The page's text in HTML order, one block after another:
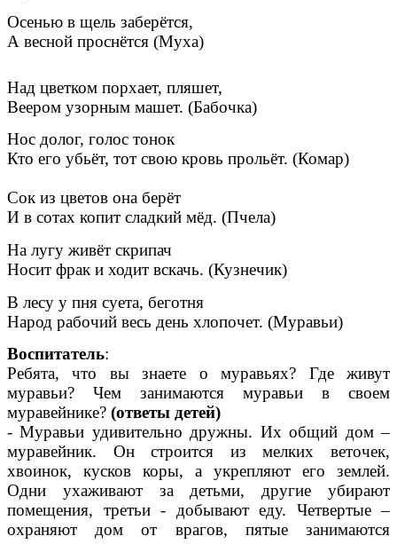
Осенью в щель заберётся,
А весной проснётся (Муха)
Над цветком порхает, пляшет,
Веером узорным машет. (Бабочка)
Нос долог, голос тонок
Кто его убьёт, тот свою кровь прольёт. (Комар)
Сок из цветов она берёт
И в сотах копит сладкий мёд. (Пчела)
На лугу живёт скрипач
Носит фрак и ходит вскачь. (Кузнечик)
В лесу у пня суета, беготня
Народ рабочий весь день хлопочет. (Муравьи)
Воспитатель:
Ребята, что вы знаете о муравьях? Где живут
муравьи? Чем занимаются муравьи в своем
муравейнике? (ответы детей)
- Муравьи удивительно дружны. Их общий дом –
муравейник. Он строится из мелких веточек,
хвоинок, кусков коры, а укрепляют его землей.
Одни ухаживают за детьми, другие убирают
помещения, третьи - добывают еду. Четвертые –
охраняют дом от врагов, пятые занимаются